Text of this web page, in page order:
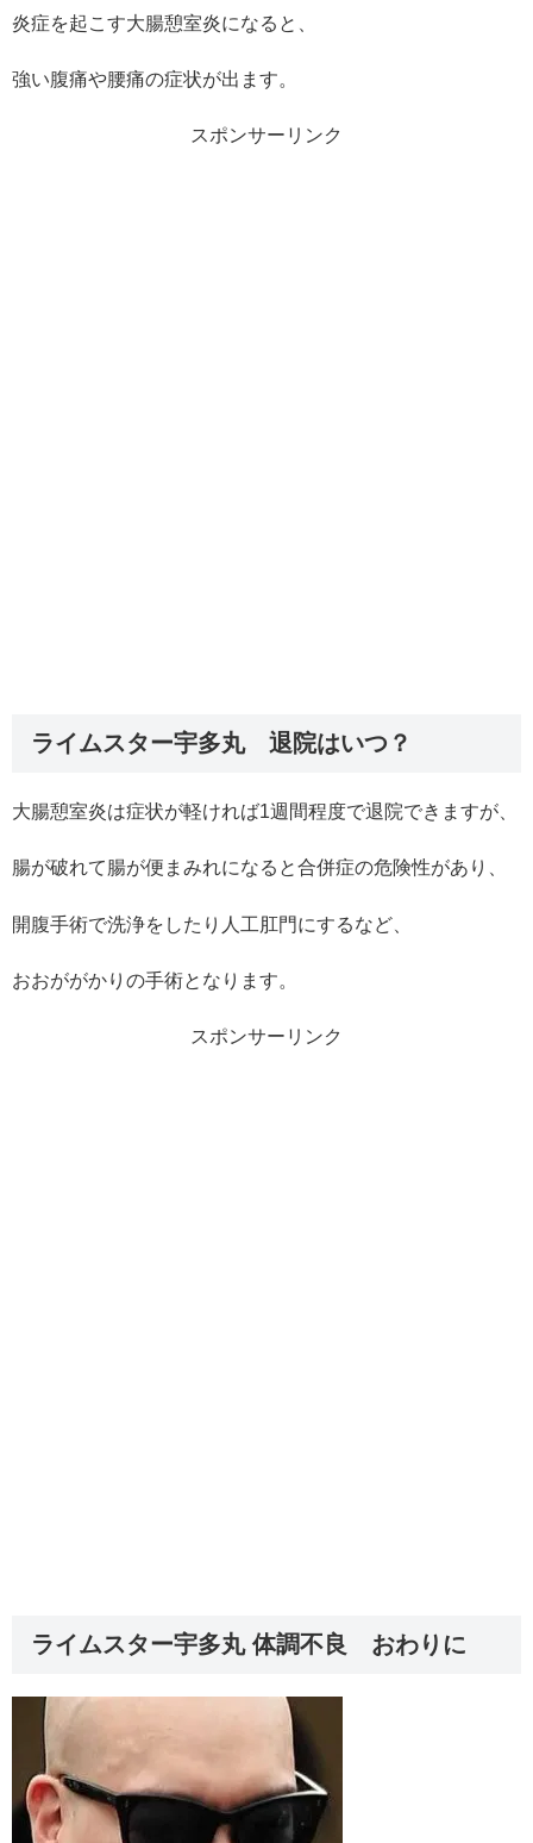
炎症を起こす大腸憩室炎になると、
強い腹痛や腰痛の症状が出ます。
スポンサーリンク
ライムスター宇多丸 退院はいつ？
大腸憩室炎は症状が軽ければ1週間程度で退院できますが、
腸が破れて腸が便まみれになると合併症の危険性があり、
開腹手術で洗浄をしたり人工肛門にするなど、
おおががかりの手術となります。
スポンサーリンク
ライムスター宇多丸 体調不良 おわりに